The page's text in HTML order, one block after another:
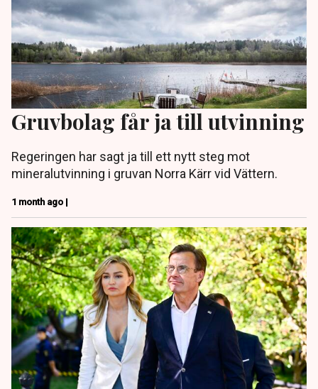
Gruvbolag får ja till utvinning
Regeringen har sagt ja till ett nytt steg mot
mineralutvinning i gruvan Norra Kärr vid Vättern.
1 month ago |